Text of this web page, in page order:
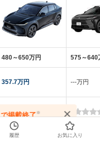
480～650万円
357.7万円
-
5人
575～640
‐‐‐万円
5人
掲載終了※
せください
履歴 お気に入り